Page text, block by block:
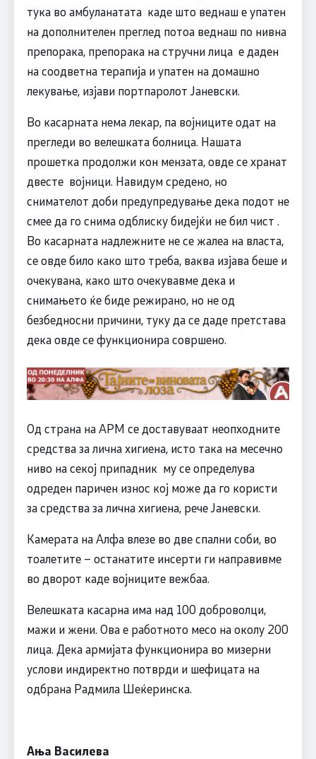
тука во амбуланатата каде што веднаш е упатен
на дополнителен преглед потоа веднаш по нивна
препорака, препорака на стручни лица е даден
на соодветна терапија и упатен на домашно
лекување, изјави портпаролот Јаневски.
Во касарната нема лекар, па војниците одат на
прегледи во велешката болница. Нашата
прошетка продолжи кон мензата, овде се хранат
двесте војници. Навидум средено, но
снимателот доби предупредување дека подот не
смее да го снима одблиску бидејќи не бил чист .
Во касарната надлежните не се жалеа на власта,
се овде било како што треба, ваква изјава беше и
очекувана, како што очекувавме дека и
снимањето ќе биде режирано, но не од
безбедносни причини, туку да се даде претстава
дека овде се функционира совршено.
Од страна на АРМ се доставуваат неопходните
средства за лична хигиена, исто така на месечно
ниво на секој припадник му се определува
одреден паричен износ кој може да го користи
за средства за лична хигиена, рече Јаневски.
Камерата на Алфа влезе во две спални соби, во
тоалетите – останатите инсерти ги направивме
во дворот каде војниците вежбаа.
Велешката касарна има над 100 доброволци,
мажи и жени. Ова е работното месо на околу 200
лица. Дека армијата функционира во мизерни
услови индиректно потврди и шефицата на
одбрана Радмила Шеќеринска.
Ања Василева